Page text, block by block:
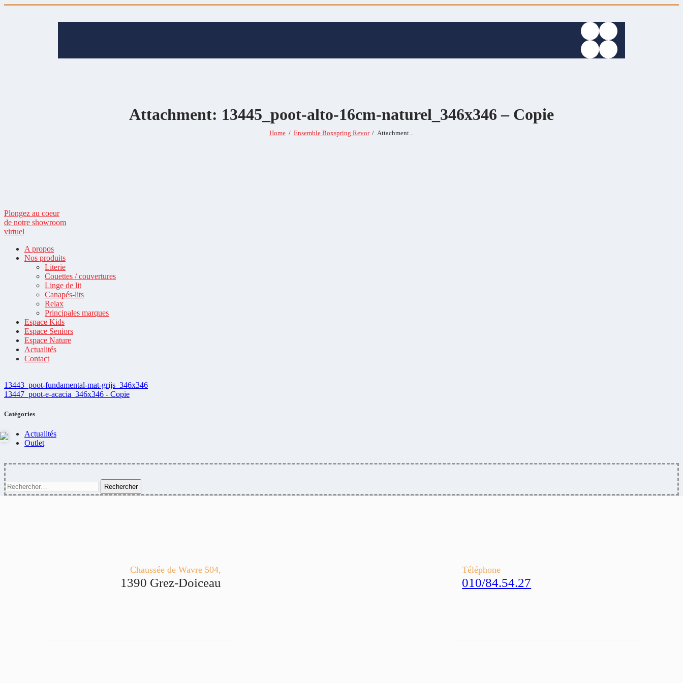
Attachment: 13445_poot-alto-16cm-naturel_346x346 – Copie
Home Ensemble Boxspring Revor Attachment...
Plongez au coeur
de notre showroom
virtuel
A propos
Nos produits
Literie
Couettes / couvertures
Linge de lit
Canapés-lits
Relax
Principales marques
Espace Kids
Espace Seniors
Espace Nature
Actualités
Contact
13443_poot-fundamental-mat-grijs_346x346
13447_poot-e-acacia_346x346 - Copie
Catégories
Actualités
Outlet
Rechercher :
Chaussée de Wavre 504,
1390 Grez-Doiceau
Téléphone
010/84.54.27